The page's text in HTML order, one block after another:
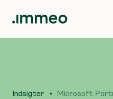
Indsigter Microsoft